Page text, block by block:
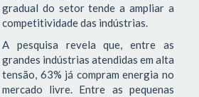
gradual do setor tende a ampliar a
competitividade das indústrias.
A pesquisa revela que, entre as
grandes indústrias atendidas em alta
tensão, 63% já compram energia no
mercado livre. Entre as pequenas